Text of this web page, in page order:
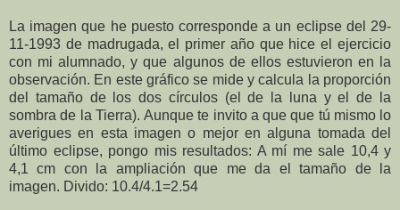
La imagen que he puesto corresponde a un eclipse del 29-
11-1993 de madrugada, el primer año que hice el ejercicio
con mi alumnado, y que algunos de ellos estuvieron en la
observación. En este gráfico se mide y calcula la proporción
del tamaño de los dos círculos (el de la luna y el de la
sombra de la Tierra). Aunque te invito a que que tú mismo lo
averigues en esta imagen o mejor en alguna tomada del
último eclipse, pongo mis resultados: A mí me sale 10,4 y
4,1 cm con la ampliación que me da el tamaño de la
imagen. Divido: 10.4/4.1=2.54